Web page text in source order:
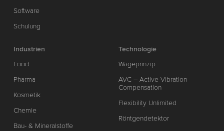
Software
Schulung
Industrien
Food
Pharma
Kosmetik
Chemie
Bau- & Mineralstoffe
Technologie
Wägeprinzip
AVC – Active Vibration
Compensation
Flexibility Unlimited
Röntgendetektor